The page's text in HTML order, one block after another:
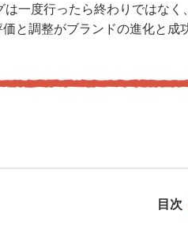
は一度行ったら終わりではな
と調整がブランドの進化と成
目次